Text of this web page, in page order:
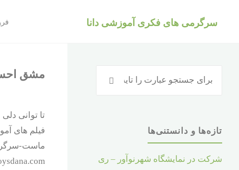
سرگرمی های فکری آموزشی دانا
مشق
تا توانی
فیلم های
جستجو
تازه‌ها و دانستنی‌ها
شرکت در نمایشگاه شهرنوآور – ری